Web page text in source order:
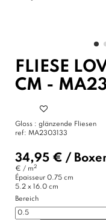
FLIESE
CM -
Gloss : glänzende Fliesen
ref: MA2303133
34,95 € /
€ / m2
Épaisseur 0.75 cm
5.2 x 16.0 cm
Bereich